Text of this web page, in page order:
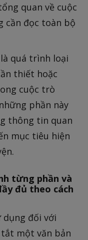
quan về cuộc
cần đọc toàn bộ
quá trình loại
thiết hoặc
cuộc trò
phần này
thông tin quan
mục tiêu hiện
từng phần và
đủ theo cách
dụng đối với
một văn bản